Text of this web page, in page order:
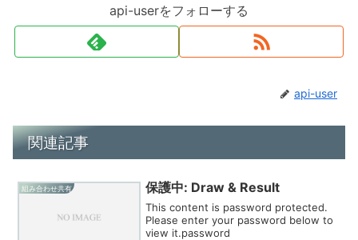
api-userをフォローする
api-user
関連記事
組み合わせ共有 保護中: Draw & Result
This content is password protected.
Please enter your password below to
view it.password